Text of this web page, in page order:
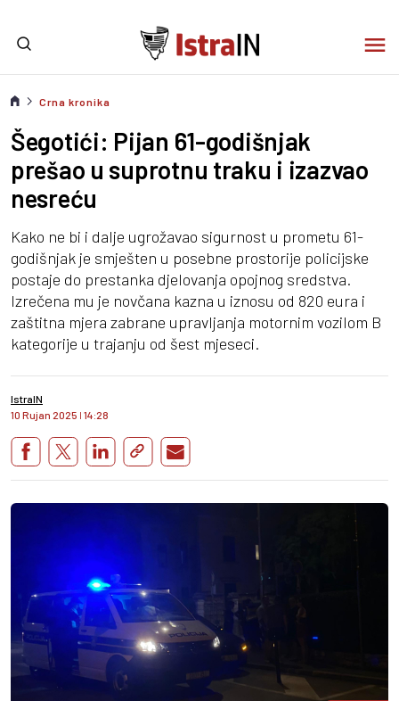
Crna kronika
Šegotići: Pijan 61-godišnjak
prešao u suprotnu traku i izazvao
nesreću
Kako ne bi i dalje ugrožavao sigurnost u prometu 61-
godišnjak je smješten u posebne prostorije policijske
postaje do prestanka djelovanja opojnog sredstva.
Izrečena mu je novčana kazna u iznosu od 820 eura i
zaštitna mjera zabrane upravljanja motornim vozilom B
kategorije u trajanju od šest mjeseci.
IstraIN
10 Rujan 2025 I 14:28